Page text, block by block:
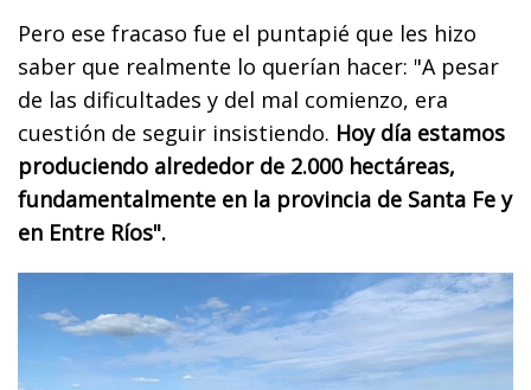
Pero ese fracaso fue el puntapié que les hizo
saber que realmente lo querían hacer: "A pesar
de las dificultades y del mal comienzo, era
cuestión de seguir insistiendo. Hoy día estamos
produciendo alrededor de 2.000 hectáreas,
fundamentalmente en la provincia de Santa Fe y
en Entre Ríos".